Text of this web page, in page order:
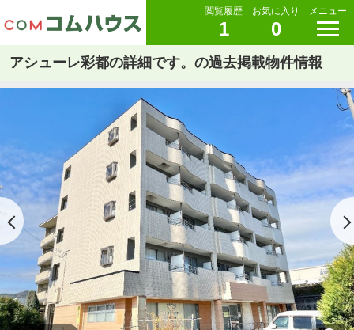
閲覧履歴
1
お気に入り
0
メニュー
アシューレ彩都の詳細です。の過去掲載物件情報